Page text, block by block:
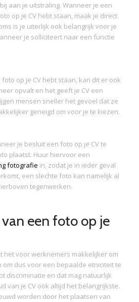
aan je uitstraling. Wanneer je een
op je CV hebt staan, maak je direct
is je uiterlijk ook belangrijk voor je
je solliciteert naar een functie
op je CV hebt staan, kan dit er ook
opvalt en het geeft je CV een
mensen sneller het gevoel dat ze
geneigd om voor je te kiezen.
je besluit een foto op je CV te
plaatst. Huur hiervoor een
fotografie in, zodat je in ieder geval
een slechte foto kan namelijk al
tegenwerken.
een foto op je
het voor werknemers makkelijker om
dus voor een bepaalde etniciteit te
discriminatie en dat mag natuurlijk
van je CV ook altijd het belangrijkste.
worden door het plaatsen van